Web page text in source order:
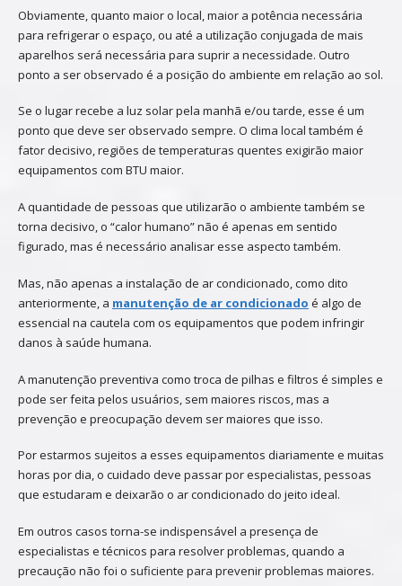
Obviamente, quanto maior o local, maior a potência necessária
para refrigerar o espaço, ou até a utilização conjugada de mais
aparelhos será necessária para suprir a necessidade. Outro
ponto a ser observado é a posição do ambiente em relação ao sol.
Se o lugar recebe a luz solar pela manhã e/ou tarde, esse é um
ponto que deve ser observado sempre. O clima local também é
fator decisivo, regiões de temperaturas quentes exigirão maior
equipamentos com BTU maior.
A quantidade de pessoas que utilizarão o ambiente também se
torna decisivo, o “calor humano” não é apenas em sentido
figurado, mas é necessário analisar esse aspecto também.
Mas, não apenas a instalação de ar condicionado, como dito
anteriormente, a manutenção de ar condicionado é algo de
essencial na cautela com os equipamentos que podem infringir
danos à saúde humana.
A manutenção preventiva como troca de pilhas e filtros é simples e
pode ser feita pelos usuários, sem maiores riscos, mas a
prevenção e preocupação devem ser maiores que isso.
Por estarmos sujeitos a esses equipamentos diariamente e muitas
horas por dia, o cuidado deve passar por especialistas, pessoas
que estudaram e deixarão o ar condicionado do jeito ideal.
Em outros casos torna-se indispensável a presença de
especialistas e técnicos para resolver problemas, quando a
precaução não foi o suficiente para prevenir problemas maiores.